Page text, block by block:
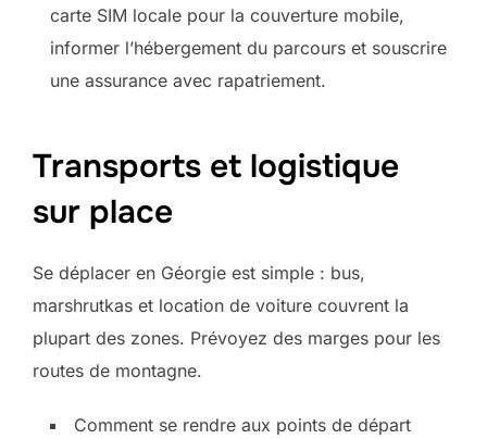
carte SIM locale pour la couverture mobile,
informer l’hébergement du parcours et souscrire
une assurance avec rapatriement.
Transports et logistique
sur place
Se déplacer en Géorgie est simple : bus,
marshrutkas et location de voiture couvrent la
plupart des zones. Prévoyez des marges pour les
routes de montagne.
Comment se rendre aux points de départ